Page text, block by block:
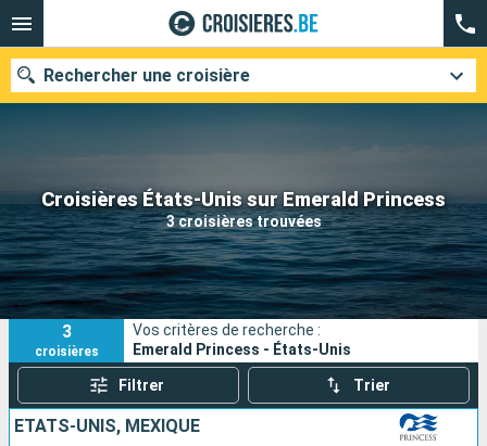
Croisières États-Unis sur Emerald Princess
3 croisières trouvées
Rechercher une croisière
Nos destinations
Mois de départ
Ports Compagnies
Rechercher
3
croisières
Vos critères de recherche :
Emerald Princess - États-Unis
Filtrer Trier
ÉTATS-UNIS, MEXIQUE